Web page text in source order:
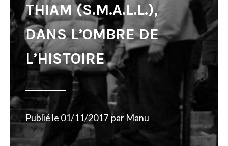
THIAM (S.M.A.L.L.),
DANS L’OMBRE DE
L’HISTOIRE
Publié le 01/11/2017 par Manu